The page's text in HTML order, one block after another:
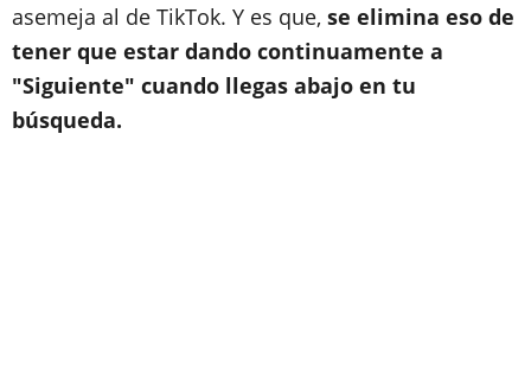
asemeja al de TikTok. Y es que, se elimina eso de
tener que estar dando continuamente a
"Siguiente" cuando llegas abajo en tu
búsqueda.